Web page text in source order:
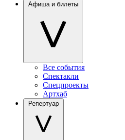
Афиша и билеты
Все события
Спектакли
Спецпроекты
Артхаб
Репертуар